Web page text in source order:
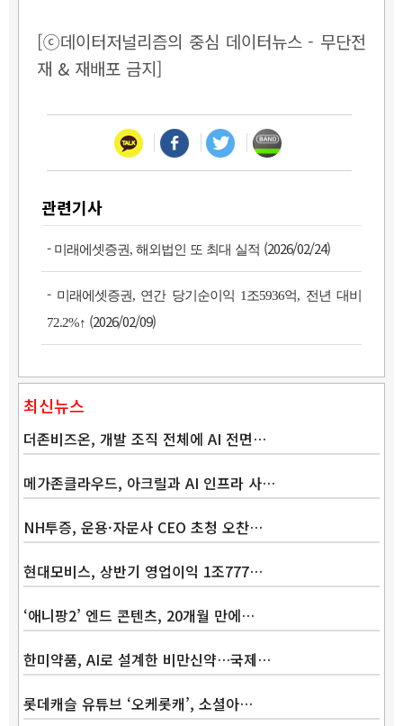
[ⓒ데이터저널리즘의 중심 데이터뉴스 - 무단전
재 & 재배포 금지]
관련기사
- 미래에셋증권, 해외법인 또 최대 실적 (2026/02/24)
- 미래에셋증권, 연간 당기순이익 1조5936억, 전년 대비
72.2%↑ (2026/02/09)
최신뉴스
더존비즈온, 개발 조직 전체에 AI 전면…
메가존클라우드, 아크릴과 AI 인프라 사…
NH투증, 운용·자문사 CEO 초청 오찬…
현대모비스, 상반기 영업이익 1조777…
‘애니팡2’ 엔드 콘텐츠, 20개월 만에…
한미약품, AI로 설계한 비만신약…국제…
롯데캐슬 유튜브 ‘오케롯캐’, 소셜아…